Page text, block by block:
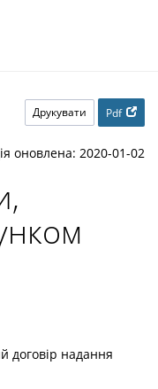
Друкувати Pdf
оновлена: 2020-01-02
договір надання